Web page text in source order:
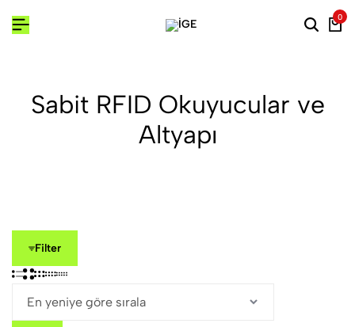
0
Sabit RFID Okuyucular ve
Altyapı
Filter